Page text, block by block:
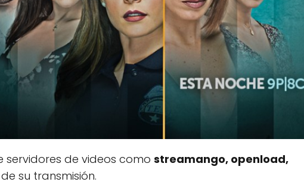
de videos como streamango, openload,
su transmisión.